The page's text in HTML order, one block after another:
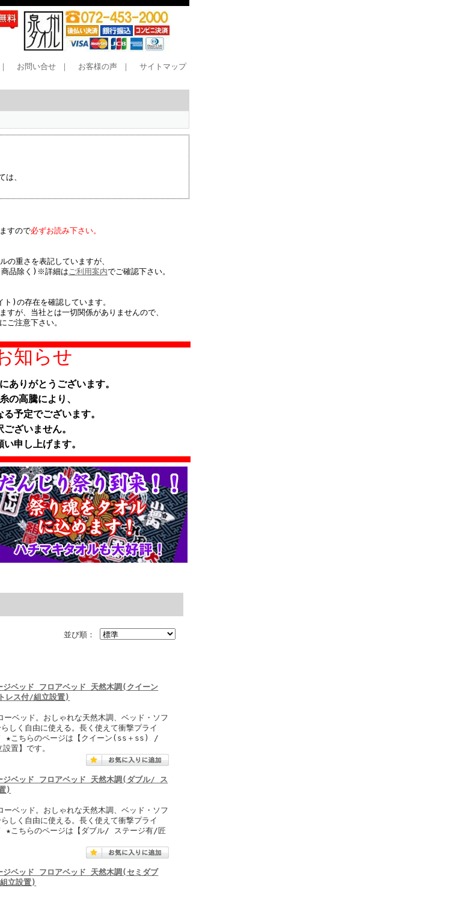
お問い合せ ｜ お客様の声 ｜ サイトマップ
は、
すので必ずお読み下さい。
重さを表記していますが、
商品除く)※詳細はご利用案内でご確認下さい。
)の存在を確認しています。
が、当社とは一切関係がありませんので、
ご注意下さい。
知らせ
ありがとうございます。
の高騰により、
予定でございます。
ざいません。
申し上げます。
並び順：
ベッド フロアベッド 天然木調(クイーン
ス付/組立設置)
ベッド。おしゃれな天然木調、ベッド・ソフ
しく自由に使える。長く使えて衝撃プライ
★こちらのページは【クイーン(ss＋ss) /
置】です。
ベッド フロアベッド 天然木調(ダブル/ ス
)
ベッド。おしゃれな天然木調、ベッド・ソフ
しく自由に使える。長く使えて衝撃プライ
★こちらのページは【ダブル/ ステージ有/匠
ベッド フロアベッド 天然木調(セミダブ
立設置)